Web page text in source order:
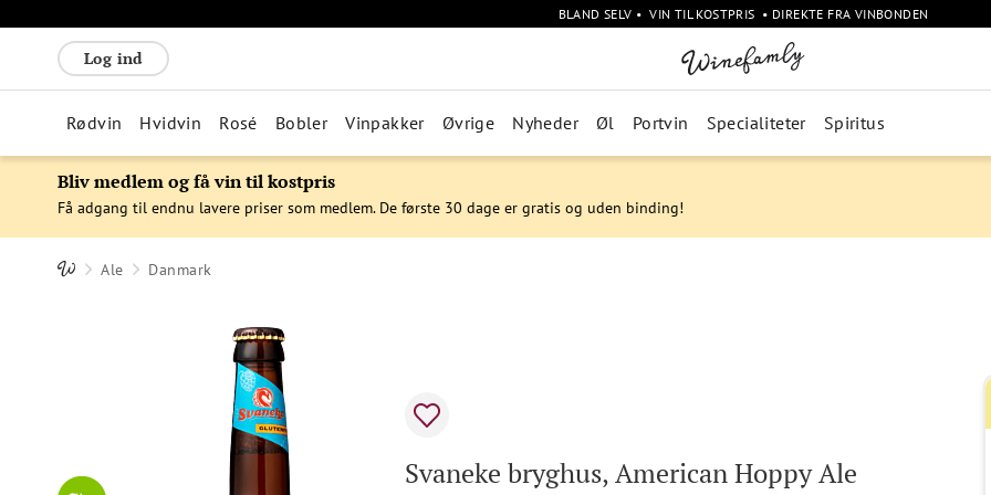
BLAND SELV • VIN TIL KOSTPRIS • DIREKTE FRA VINBONDEN
Log ind
Rødvin Hvidvin Rosé Bobler Vinpakker Øvrige Nyheder Øl Portvin Specialiteter Spiritus
Bliv medlem og få vin til kostpris
Få adgang til endnu lavere priser som medlem. De første 30 dage er gratis og uden binding!
Ale Danmark
Svaneke bryghus, American Hoppy Ale